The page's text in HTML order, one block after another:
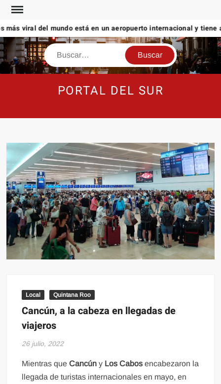
Saltar
contenido
viral del mundo está en un aeropuerto internacional y tiene
Buscar
PORTAL DEL SUR
Local Quintana Roo
Cancún, a la cabeza en llegadas de
viajeros
26 julio, 2022
Mientras queCancún y Los Cabos encabezaron la
llegada de turistas internacionales en mayo, en